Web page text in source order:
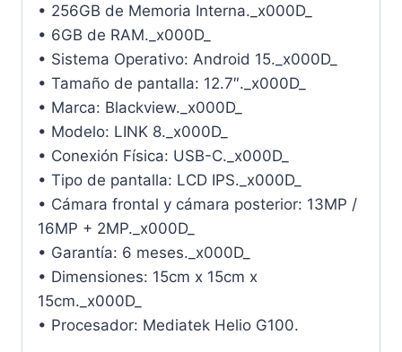
• 256GB de Memoria Interna._x000D_
• 6GB de RAM._x000D_
• Sistema Operativo: Android 15._x000D_
• Tamaño de pantalla: 12.7″._x000D_
• Marca: Blackview._x000D_
• Modelo: LINK 8._x000D_
• Conexión Física: USB-C._x000D_
• Tipo de pantalla: LCD IPS._x000D_
• Cámara frontal y cámara posterior: 13MP /
16MP + 2MP._x000D_
• Garantía: 6 meses._x000D_
• Dimensiones: 15cm x 15cm x
15cm._x000D_
• Procesador: Mediatek Helio G100.